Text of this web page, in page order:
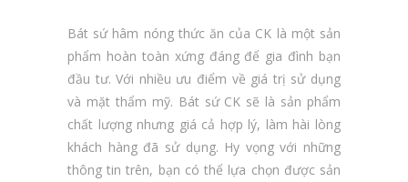
Bát sứ hâm nóng thức ăn của CK là một sản
phẩm hoàn toàn xứng đáng để gia đình bạn
đầu tư. Với nhiều ưu điểm về giá trị sử dụng
và mặt thẩm mỹ. Bát sứ CK sẽ là sản phẩm
chất lượng nhưng giá cả hợp lý, làm hài lòng
khách hàng đã sử dụng. Hy vọng với những
thông tin trên, bạn có thể lựa chọn được sản